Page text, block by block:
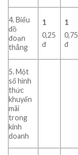
4. Biểu
đồ
đoạn
thẳng
1
0,25
đ
1
0,75
đ
5. Một
số hình
thức
khuyến
mãi
trong
kinh
doanh